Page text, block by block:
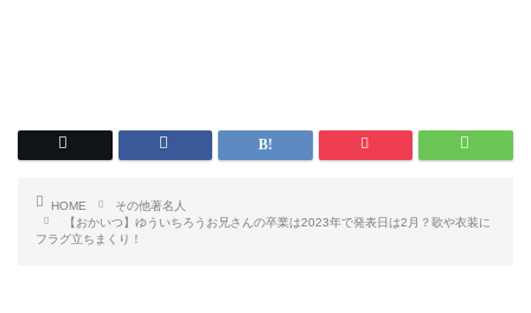
HOME
その他著名人
【おかいつ】ゆういちろうお兄さんの卒業は2023年で発表日は2月？歌や衣装に
フラグ立ちまくり！